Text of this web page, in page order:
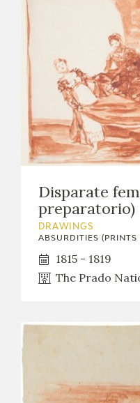
SHOP
ONLINE SHOP
EDUCA
ARASAAC
Disparate
preparatorio)
DRAWINGS
ABSURDITIES
1815 - 1819
The Prado